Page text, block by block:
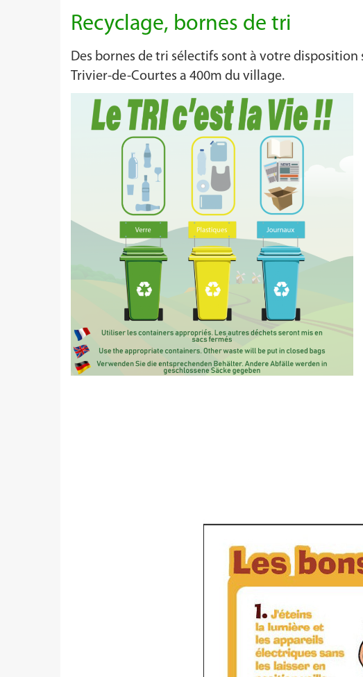
Recyclage, bornes de tri
Des bornes de tri sélectifs sont à votre disposition
Trivier-de-Courtes a 400m du village.